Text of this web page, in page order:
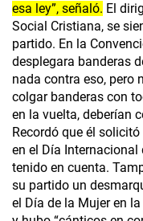
esa ley”, señaló. El
Social Cristiana, se
partido. En la
desplegara banderas
nada contra eso, pero
colgar banderas con
en la vuelta, deberían
Recordó que él
en el Día Internacional
tenido en cuenta.
su partido un
el Día de la Mujer en